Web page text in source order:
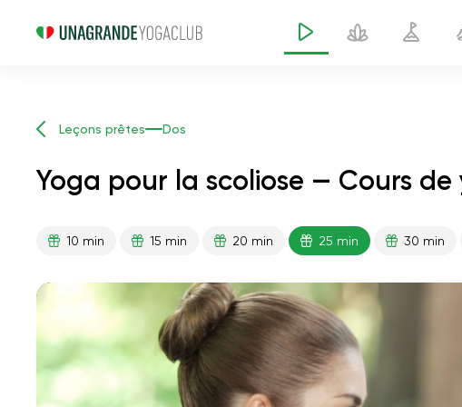
Leçons prêtes Dos
Yoga pour la scoliose — Cours de
10 min 15 min 20 min 25 min 30 min